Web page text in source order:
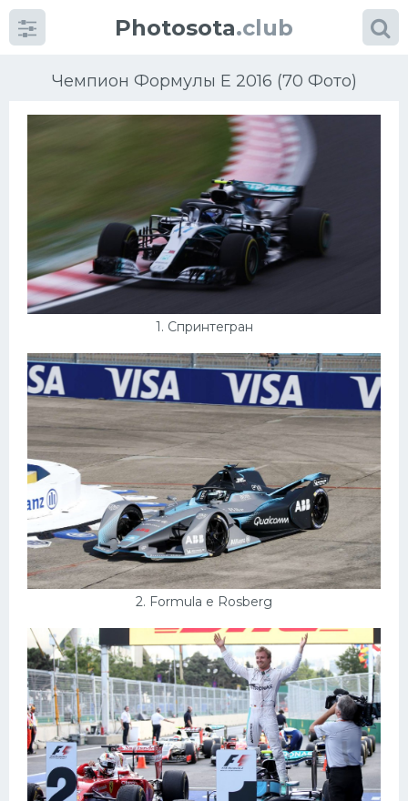
Photosota.club
Чемпион Формулы E 2016 (70 Фото)
1. Спринтегран
2. Formula e Rosberg
КатегорииФото
Много картинок...
Футбол
Хоккей
Велогонки
Конькобежный спорт
Тренажеры
Интерьеры квартир